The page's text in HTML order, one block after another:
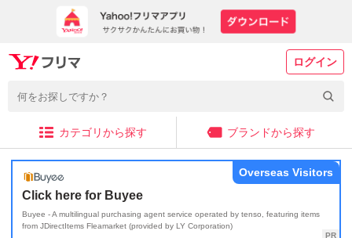
ログイン
カテゴリから探す ブランドから探す
Click here for Buyee
Buyee - A multilingual purchasing agent service operated by tenso, featuring items
from JDirectItems Fleamarket (provided by LY Corporation)
Overseas Visitors